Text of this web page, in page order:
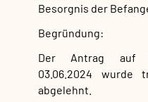
Besorgnis der
Begründung:
Der Antrag auf
03.06.2024 wurde
abgelehnt.